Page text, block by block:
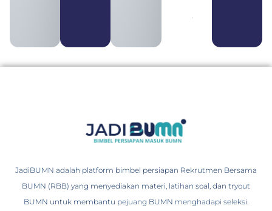
August 3, 2026
JadiBUMN adalah platform bimbel persiapan Rekrutmen Bersama
BUMN (RBB) yang menyediakan materi, latihan soal, dan tryout
BUMN untuk membantu pejuang BUMN menghadapi seleksi.